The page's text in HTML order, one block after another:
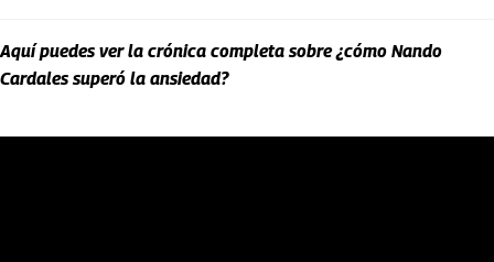
Aquí puedes ver la crónica completa sobre ¿cómo Nando
Cardales superó la ansiedad?